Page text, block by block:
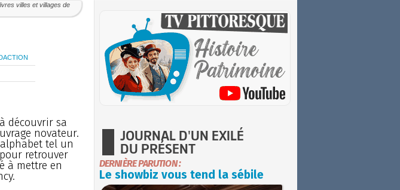
villes et villages de
découvrir sa
novateur.
tel un
retrouver
à mettre en
JOURNAL D'UN EXILÉ
DU PRÉSENT
DERNIÈRE PARUTION :
Le showbiz vous tend la sébile